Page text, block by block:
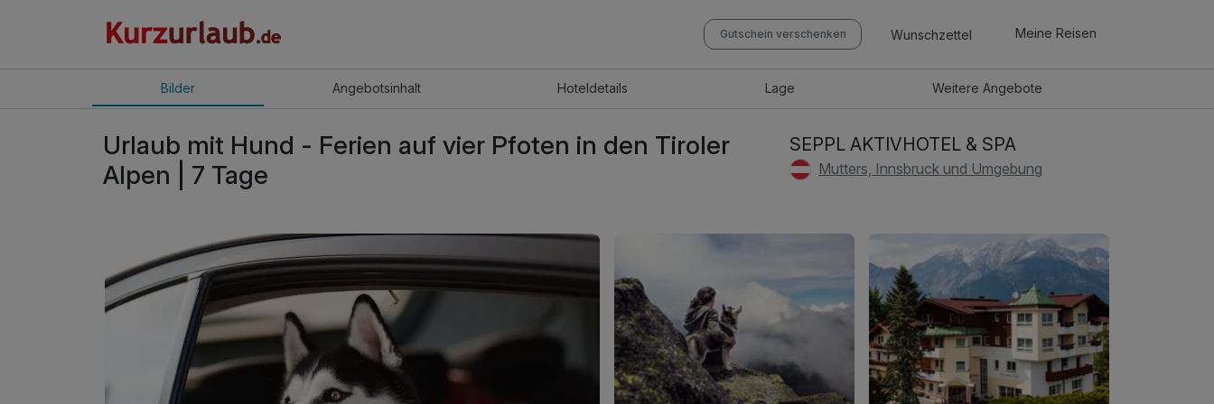
Gutschein verschenken Wunschzettel Meine Reisen
Bilder Angebotsinhalt Hoteldetails Lage WeitereAngebote
Urlaub mit Hund - Ferien auf vier Pfoten in den Tiroler
Alpen | 7 Tage
SEPPL AKTIVHOTEL & SPA
Mutters, Innsbruck und Umgebung